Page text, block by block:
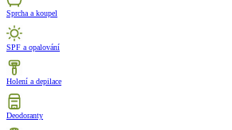
Sprcha a koupel
SPF a opalování
Holení a depilace
Deodoranty